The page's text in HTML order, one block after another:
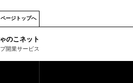
ページトップへ
のこネット
開業サービス